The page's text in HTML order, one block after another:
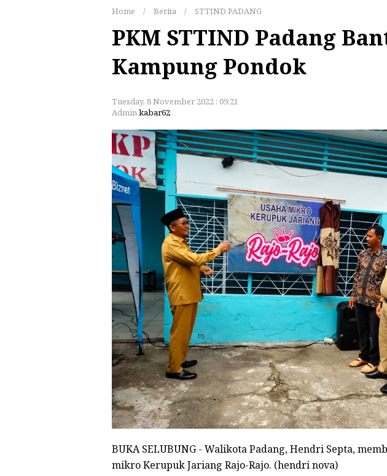
Home / Berita / STTIND PADANG
PKM STTIND Padang
Kampung Pondok
Tuesday, 8 November 2022 : 09:21
Adminkabar62
BUKA SELUBUNG - Walikota Padang, Hendri Septa,
mikro Kerupuk Jariang Rajo-Rajo. (hendri nova)